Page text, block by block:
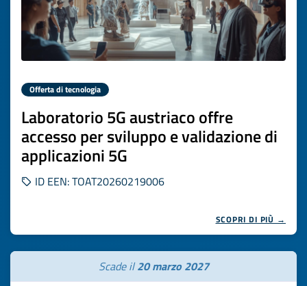
Offerta di tecnologia
Laboratorio 5G austriaco offre
accesso per sviluppo e validazione di
applicazioni 5G
ID EEN: TOAT20260219006
SCOPRI DI PIÙ →
Scade il20 marzo 2027